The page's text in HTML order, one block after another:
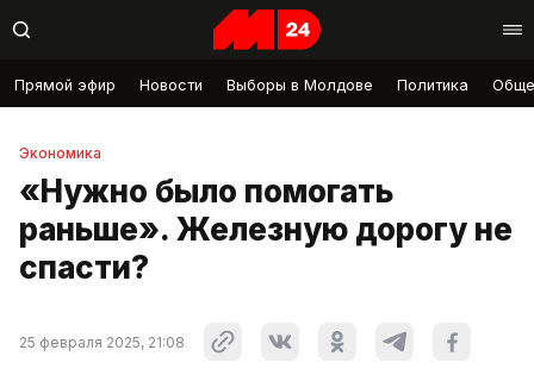
Прямой эфир Новости Выборы в Молдове Политика
Экономика
«Нужно было помогать
раньше». Железную дорогу не
спасти?
25 февраля 2025, 21:08